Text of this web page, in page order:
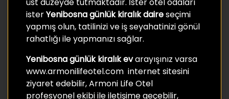
isterYenibosna günlük kiralık daireseçimi
yapmış olun, tatilinizi ve iş seyahatinizi gönül
rahatlığı ile yapmanızı sağlar.
Yenibosna günlük kiralık evarayışınız varsa
www.armonilifeotel.com internet sitesini
ziyaret edebilir, Armoni Life Otel
profesyonel ekibi ile iletişime geçebilir,